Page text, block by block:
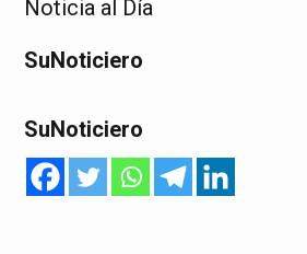
Noticia al Día
SuNoticiero
SuNoticiero